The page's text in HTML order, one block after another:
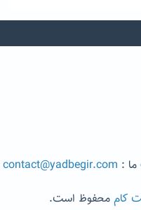
contact@yadbegir.com
کام محفوظ است.